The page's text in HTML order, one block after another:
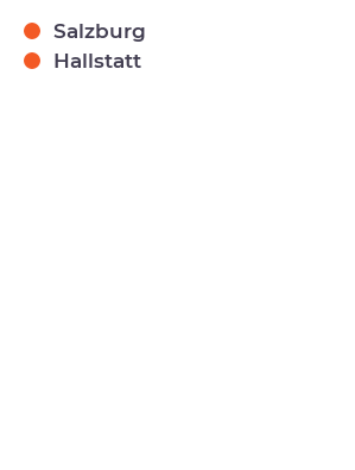
Salzburg
Hallstatt